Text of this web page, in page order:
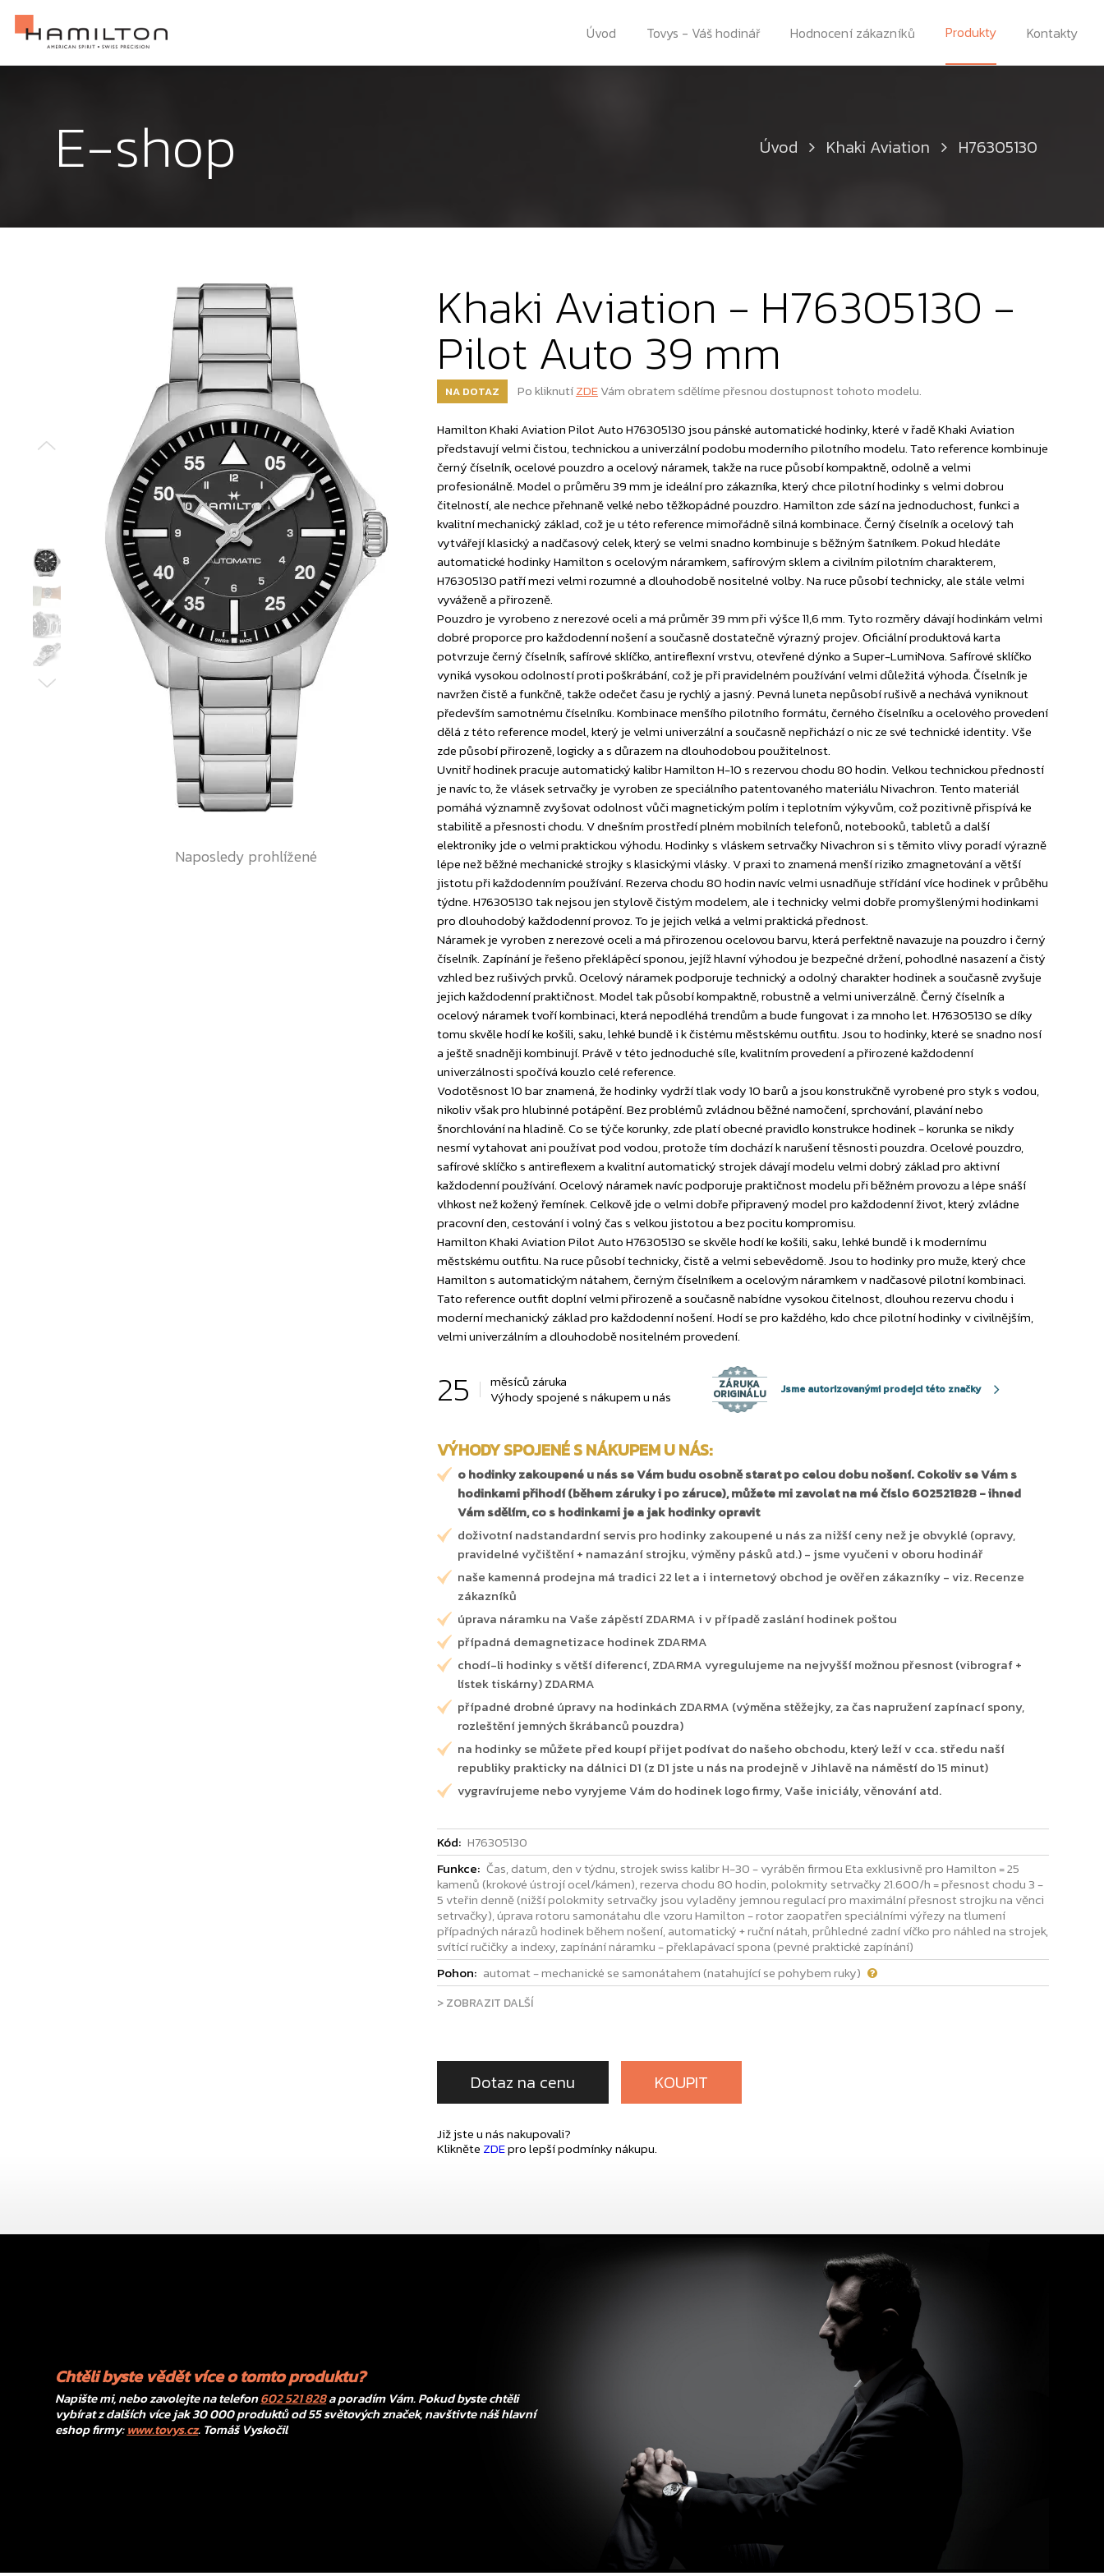
Úvod Tovys - Váš hodinář Hodnocení zákazníků Produkty Kontakty
E-shop Úvod Khaki Aviation H76305130
Naposledy prohlížené
Khaki Aviation - H76305130 -
Pilot Auto 39 mm
NA DOTAZ Po kliknutíZDEVám obratem sdělíme přesnou dostupnost tohoto modelu.
Hamilton Khaki Aviation Pilot Auto H76305130 jsou pánské automatické hodinky, které v řadě Khaki Aviation
představují velmi čistou, technickou a univerzální podobu moderního pilotního modelu. Tato reference kombinuje
černý číselník, ocelové pouzdro a ocelový náramek, takže na ruce působí kompaktně, odolně a velmi
profesionálně. Model o průměru 39 mm je ideální pro zákazníka, který chce pilotní hodinky s velmi dobrou
čitelností, ale nechce přehnaně velké nebo těžkopádné pouzdro. Hamilton zde sází na jednoduchost, funkci a
kvalitní mechanický základ, což je u této reference mimořádně silná kombinace. Černý číselník a ocelový tah
vytvářejí klasický a nadčasový celek, který se velmi snadno kombinuje s běžným šatníkem. Pokud hledáte
automatické hodinky Hamilton s ocelovým náramkem, safírovým sklem a civilním pilotním charakterem,
H76305130 patří mezi velmi rozumné a dlouhodobě nositelné volby. Na ruce působí technicky, ale stále velmi
vyváženě a přirozeně.
Pouzdro je vyrobeno z nerezové oceli a má průměr 39 mm při výšce 11,6 mm. Tyto rozměry dávají hodinkám velmi
dobré proporce pro každodenní nošení a současně dostatečně výrazný projev. Oficiální produktová karta
potvrzuje černý číselník, safírové sklíčko, antireflexní vrstvu, otevřené dýnko a Super-LumiNova. Safírové sklíčko
vyniká vysokou odolností proti poškrábání, což je při pravidelném používání velmi důležitá výhoda. Číselník je
navržen čistě a funkčně, takže odečet času je rychlý a jasný. Pevná luneta nepůsobí rušivě a nechává vyniknout
především samotnému číselníku. Kombinace menšího pilotního formátu, černého číselníku a ocelového provedení
dělá z této reference model, který je velmi univerzální a současně nepřichází o nic ze své technické identity. Vše
zde působí přirozeně, logicky a s důrazem na dlouhodobou použitelnost.
Uvnitř hodinek pracuje automatický kalibr Hamilton H-10 s rezervou chodu 80 hodin. Velkou technickou předností
je navíc to, že vlásek setrvačky je vyroben ze speciálního patentovaného materiálu Nivachron. Tento materiál
pomáhá významně zvyšovat odolnost vůči magnetickým polím i teplotním výkyvům, což pozitivně přispívá ke
stabilitě a přesnosti chodu. V dnešním prostředí plném mobilních telefonů, notebooků, tabletů a další
elektroniky jde o velmi praktickou výhodu. Hodinky s vláskem setrvačky Nivachron si s těmito vlivy poradí výrazně
lépe než běžné mechanické strojky s klasickými vlásky. V praxi to znamená menší riziko zmagnetování a větší
jistotu při každodenním používání. Rezerva chodu 80 hodin navíc velmi usnadňuje střídání více hodinek v průběhu
týdne. H76305130 tak nejsou jen stylově čistým modelem, ale i technicky velmi dobře promyšlenými hodinkami
pro dlouhodobý každodenní provoz. To je jejich velká a velmi praktická přednost.
Náramek je vyroben z nerezové oceli a má přirozenou ocelovou barvu, která perfektně navazuje na pouzdro i černý
číselník. Zapínání je řešeno překlápěcí sponou, jejíž hlavní výhodou je bezpečné držení, pohodlné nasazení a čistý
vzhled bez rušivých prvků. Ocelový náramek podporuje technický a odolný charakter hodinek a současně zvyšuje
jejich každodenní praktičnost. Model tak působí kompaktně, robustně a velmi univerzálně. Černý číselník a
ocelový náramek tvoří kombinaci, která nepodléhá trendům a bude fungovat i za mnoho let. H76305130 se díky
tomu skvěle hodí ke košili, saku, lehké bundě i k čistému městskému outfitu. Jsou to hodinky, které se snadno nosí
a ještě snadněji kombinují. Právě v této jednoduché síle, kvalitním provedení a přirozené každodenní
univerzálnosti spočívá kouzlo celé reference.
Vodotěsnost 10 bar znamená, že hodinky vydrží tlak vody 10 barů a jsou konstrukčně vyrobené pro styk s vodou,
nikoliv však pro hlubinné potápění. Bez problémů zvládnou běžné namočení, sprchování, plavání nebo
šnorchlování na hladině. Co se týče korunky, zde platí obecné pravidlo konstrukce hodinek - korunka se nikdy
nesmí vytahovat ani používat pod vodou, protože tím dochází k narušení těsnosti pouzdra. Ocelové pouzdro,
safírové sklíčko s antireflexem a kvalitní automatický strojek dávají modelu velmi dobrý základ pro aktivní
každodenní používání. Ocelový náramek navíc podporuje praktičnost modelu při běžném provozu a lépe snáší
vlhkost než kožený řemínek. Celkově jde o velmi dobře připravený model pro každodenní život, který zvládne
pracovní den, cestování i volný čas s velkou jistotou a bez pocitu kompromisu.
Hamilton Khaki Aviation Pilot Auto H76305130 se skvěle hodí ke košili, saku, lehké bundě i k modernímu
městskému outfitu. Na ruce působí technicky, čistě a velmi sebevědomě. Jsou to hodinky pro muže, který chce
Hamilton s automatickým nátahem, černým číselníkem a ocelovým náramkem v nadčasové pilotní kombinaci.
Tato reference outfit doplní velmi přirozeně a současně nabídne vysokou čitelnost, dlouhou rezervu chodu i
moderní mechanický základ pro každodenní nošení. Hodí se pro každého, kdo chce pilotní hodinky v civilnějším,
velmi univerzálním a dlouhodobě nositelném provedení.
25
měsíců záruka
Výhody spojené s nákupem u nás
ZÁRUKA
ORIGINÁLU Jsme autorizovanými prodejci této značky
VÝHODY SPOJENÉ S NÁKUPEM U NÁS:
o hodinky zakoupené u nás se Vám budu osobně starat po celou dobu nošení. Cokoliv se Vám s
hodinkami přihodí (během záruky i po záruce), můžete mi zavolat na mé číslo 602521828 - ihned
Vám sdělím, co s hodinkami je a jak hodinky opravit
doživotní nadstandardní servis pro hodinky zakoupené u nás za nižší ceny než je obvyklé (opravy,
pravidelné vyčištění + namazání strojku, výměny pásků atd.) - jsme vyučeni v oboru hodinář
naše kamenná prodejna má tradici 22 let a i internetový obchod je ověřen zákazníky - viz. Recenze
zákazníků
úprava náramku na Vaše zápěstí ZDARMA i v případě zaslání hodinek poštou
případná demagnetizace hodinek ZDARMA
chodí-li hodinky s větší diferencí, ZDARMA vyregulujeme na nejvyšší možnou přesnost (vibrograf +
lístek tiskárny) ZDARMA
případné drobné úpravy na hodinkách ZDARMA (výměna stěžejky, za čas napružení zapínací spony,
rozleštění jemných škrábanců pouzdra)
na hodinky se můžete před koupí přijet podívat do našeho obchodu, který leží v cca. středu naší
republiky prakticky na dálnici D1 (z D1 jste u nás na prodejně v Jihlavě na náměstí do 15 minut)
vygravírujeme nebo vyryjeme Vám do hodinek logo firmy, Vaše iniciály, věnování atd.
Kód: H76305130
Funkce: Čas, datum, den v týdnu, strojek swiss kalibr H-30 - vyráběn firmou Eta exklusivně pro Hamilton = 25
kamenů (krokové ústrojí ocel/kámen), rezerva chodu 80 hodin, polokmity setrvačky 21.600/h = přesnost chodu 3 -
5 vteřin denně (nižší polokmity setrvačky jsou vyladěny jemnou regulací pro maximální přesnost strojku na věnci
setrvačky), úprava rotoru samonátahu dle vzoru Hamilton - rotor zaopatřen speciálními výřezy na tlumení
případných nárazů hodinek během nošení, automatický + ruční nátah, průhledné zadní víčko pro náhled na strojek,
svítící ručičky a indexy, zapínání náramku - překlapávací spona (pevné praktické zapínání)
Pohon: automat - mechanické se samonátahem (natahující se pohybem ruky)
> ZOBRAZIT DALŠÍ
Dotaz na cenu KOUPIT
Již jste u nás nakupovali?
Klikněte ZDEpro lepší podmínky nákupu.
Chtěli byste vědět více o tomto produktu?
Napište mi, nebo zavolejte na telefon602 521 828a poradím Vám. Pokud byste chtěli
vybírat z dalších více jak 30 000 produktů od 55 světových značek, navštivte náš hlavní
eshop firmy:www.tovys.cz. Tomáš Vyskočil